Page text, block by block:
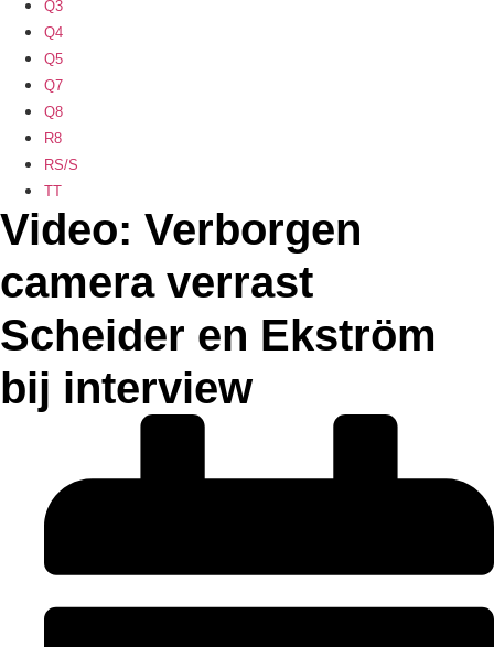
Q3
Q4
Q5
Q7
Q8
R8
RS/S
TT
Video: Verborgen
camera verrast
Scheider en Ekström
bij interview